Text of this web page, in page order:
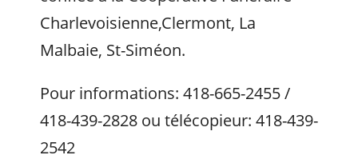
Charlevoisienne,Clermont, La
Malbaie, St-Siméon.
Pour informations: 418-665-2455 /
418-439-2828 ou télécopieur: 418-439-
2542